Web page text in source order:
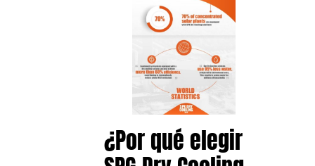
¿Por qué elegir